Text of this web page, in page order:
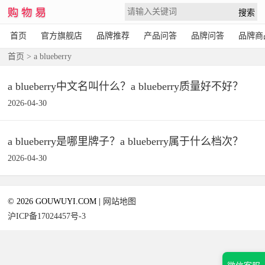
首页 官方旗舰店 品牌推荐 产品问答 品牌问答 品牌商
首页 > a blueberry
a blueberry中文名叫什么？a blueberry质量好不好？
2026-04-30
a blueberry是哪里牌子？a blueberry属于什么档次？
2026-04-30
© 2026 GOUWUYI.COM |
网站地图
沪ICP备17024457号-3